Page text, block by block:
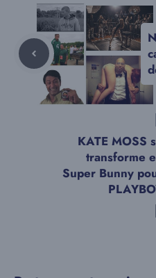
KATE MOSS
transforme
Super Bunny